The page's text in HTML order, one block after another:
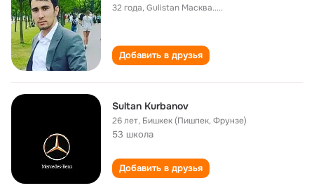
32 года,Gulistan Масква.....
Добавить в друзья
Sultan Kurbanov
26 лет, Бишкек (Пишпек, Фрунзе)
53 школа
Добавить в друзья